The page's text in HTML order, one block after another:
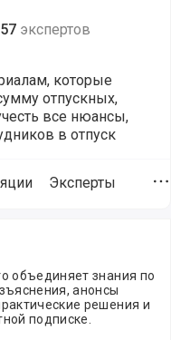
57 экспертов
которые
отпускных,
все нюансы,
в отпуск
Эксперты
объединяет знания по
анонсы
решения и
подписке.